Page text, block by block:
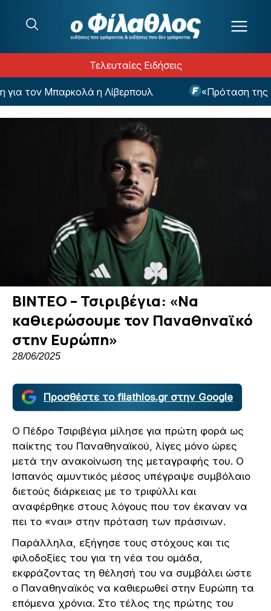
Τελευταίες Ειδήσεις
τον Μπαρκολά η Λίβερπουλ «Πρόταση της
ΒΙΝΤΕΟ – Τσιριβέγια: «Να
καθιερώσουμε τον Παναθηναϊκό
στην Ευρώπη»
28/06/2025
Προσθέστε το filathlos.gr στην Google
Ο Πέδρο Τσιριβέγια μίλησε για πρώτη φορά ως
παίκτης του Παναθηναϊκού, λίγες μόνο ώρες
μετά την ανακοίνωση της μεταγραφής του. Ο
Ισπανός αμυντικός μέσος υπέγραψε συμβόλαιο
διετούς διάρκειας με το τριφύλλι και
αναφέρθηκε στους λόγους που τον έκαναν να
πει το «ναι» στην πρόταση των πράσινων.
Παράλληλα, εξήγησε τους στόχους και τις
φιλοδοξίες του για τη νέα του ομάδα,
εκφράζοντας τη θέλησή του να συμβάλει ώστε
ο Παναθηναϊκός να καθιερωθεί στην Ευρώπη τα
επόμενα χρόνια. Στο τέλος της πρώτης του